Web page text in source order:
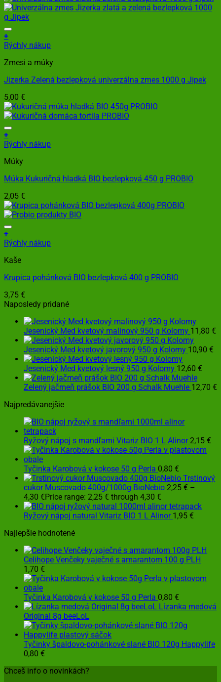
+
Rýchly nákup
Zmesi a múky
Jizerka Zelená bezlepková univerzálna zmes 1000 g Jipek
5,00 €
+
Rýchly nákup
Múky
Múka Kukuričná hladká BIO bezlepková 450 g PROBIO
2,05 €
+
Rýchly nákup
Kaše
Krupica pohánková BIO bezlepková 400 g PROBIO
3,75 €
Naposledy pridané
Jesenický Med kvetový malinový 950 g Kolomy 11,80 €
Jesenický Med kvetový javorový 950 g Kolomy 10,90 €
Jesenický Med kvetový lesný 950 g Kolomy 12,60 €
Zelený jačmeň prášok BIO 200 g Schalk Muehle 12,70 €
Najpredávanejšie
Ryžový nápoj s mandľami Vitariz BIO 1 L Alinor 2,15 €
Tyčinka Karobová v kokose 50 g Perla 0,80 €
Trstinový
cukor Muscovado 400g/1000g BioNebio 2,25 € –
4,30 €Price range: 2,25 € through 4,30 €
Ryžový nápoj natural Vitariz BIO 1 L Alinor 1,95 €
Najlepšie hodnotené
Celihope Venčeky vaječné s amarantom 100 g PLH
1,70 €
Tyčinka Karobová v kokose 50 g Perla 0,80 €
Lízanka medová
Original 8g beeLoL
Tyčinky špaldovo-pohánkové slané BIO 120g Happylife
0,80 €
Chceš info o novinkách?